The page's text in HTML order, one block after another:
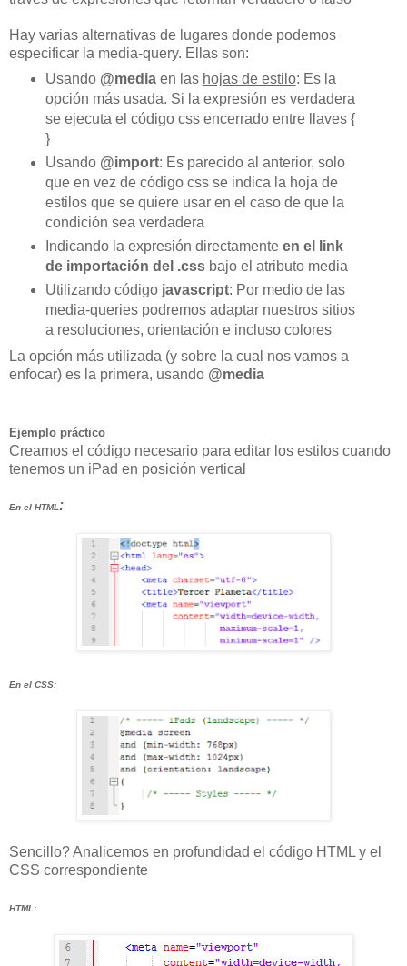
Hay varias alternativas de lugares donde podemos
especificar la media-query. Ellas son:
Usando @mediaen las hojas de estilo: Es la
opción más usada. Si la expresión es verdadera
se ejecuta el código css encerrado entre llaves {
}
Usando @import: Es parecido al anterior, solo
que en vez de código css se indica la hoja de
estilos que se quiere usar en el caso de que la
condición sea verdadera
Indicando la expresión directamente en el link
de importación del .cssbajo el atributo media
Utilizando código javascript: Por medio de las
media-queries podremos adaptar nuestros sitios
a resoluciones, orientación e incluso colores
La opción más utilizada (y sobre la cual nos vamos a
enfocar) es la primera, usando @media
Ejemplo práctico
Creamos el código necesario para editar los estilos cuando
tenemos un iPad en posición vertical
En el HTML :
En el CSS:
Sencillo? Analicemos en profundidad el código HTML y el
CSS correspondiente
HTML: